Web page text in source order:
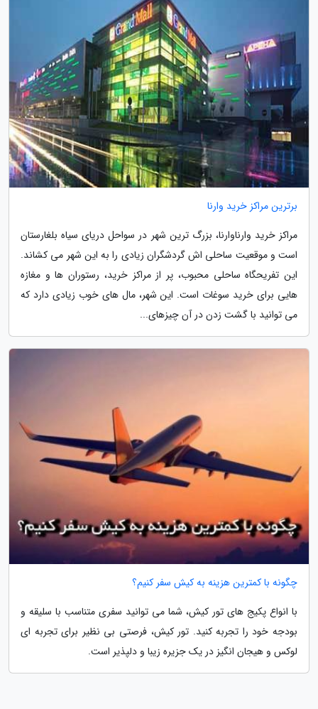
برترین مراکز خرید وارنا
مراکز خرید وارناوارنا، بزرگ ترین شهر در سواحل دریای سیاه بلغارستان
است و موقعیت ساحلی اش گردشگران زیادی را به این شهر می کشاند.
این تفریحگاه ساحلی محبوب، پر از مراکز خرید، رستوران ها و مغازه
هایی برای خرید سوغات است. این شهر، مال های خوب زیادی دارد که
می توانید با گشت زدن در آن چیزهای...
چگونه با کمترین هزینه به کیش سفر کنیم؟
با انواع پکیج های تور کیش، شما می توانید سفری متناسب با سلیقه و
بودجه خود را تجربه کنید. تور کیش، فرصتی بی نظیر برای تجربه ای
لوکس و هیجان انگیز در یک جزیره زیبا و دلپذیر است.